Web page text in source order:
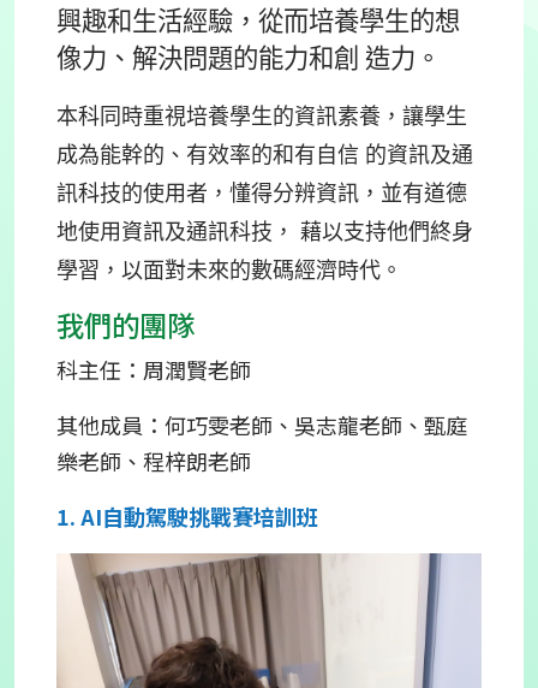
興趣和生活經驗，從而培養學生的想
像力、解決問題的能力和創 造力。
本科同時重視培養學生的資訊素養，讓學生
成為能幹的、有效率的和有自信 的資訊及通
訊科技的使用者，懂得分辨資訊，並有道德
地使用資訊及通訊科技， 藉以支持他們終身
學習，以面對未來的數碼經濟時代。
我們的團隊
科主任：周潤賢老師
其他成員：何巧雯老師、吳志龍老師、甄庭
樂老師、程梓朗老師
1. AI自動駕駛挑戰賽培訓班